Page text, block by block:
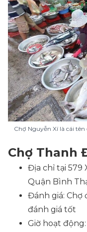
Chợ Nguyễn Xí là cái
Chợ Thanh
Địa chỉ tại 579
Quận Bình
Đánh giá: Chợ
đánh giá tốt
Giờ hoạt